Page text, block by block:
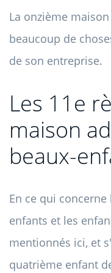
La onzième
beaucoup de
de son entreprise.
Les 11e
maison
beaux-
En ce qui
enfants et les
mentionnés ici, et
quatrième enfant